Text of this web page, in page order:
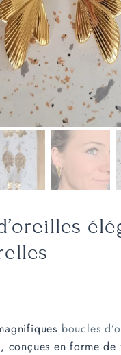
boucles
conçues en forme de